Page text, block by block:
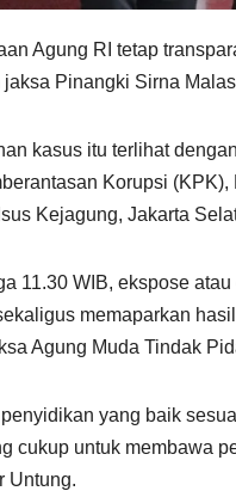
Agung RI tetap
Pinangki Sirna
kasus itu terlihat
Korupsi
Kejagung, Jakarta
11.30 WIB, ekspose
memaparkan
Agung Muda Tindak
yang baik
cukup untuk membawa
Untung.